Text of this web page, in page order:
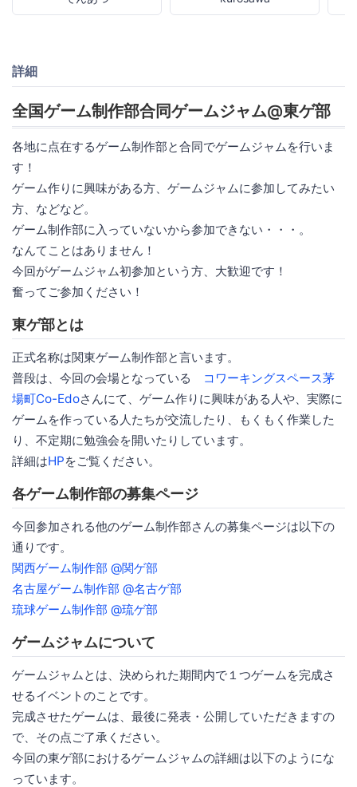
詳細
全国ゲーム制作部合同ゲームジャム@東ゲ部
各地に点在するゲーム制作部と合同でゲームジャムを行いま
す！
ゲーム作りに興味がある方、ゲームジャムに参加してみたい
方、などなど。
ゲーム制作部に入っていないから参加できない・・・。
なんてことはありません！
今回がゲームジャム初参加という方、大歓迎です！
奮ってご参加ください！
東ゲ部とは
正式名称は関東ゲーム制作部と言います。
普段は、今回の会場となっている
コワーキングスペース茅
場町Co-Edoさんにて、ゲーム作りに興味がある人や、実際に
ゲームを作っている人たちが交流したり、もくもく作業した
り、不定期に勉強会を開いたりしています。
詳細はHPをご覧ください。
各ゲーム制作部の募集ページ
今回参加される他のゲーム制作部さんの募集ページは以下の
通りです。
関西ゲーム制作部 @関ゲ部
名古屋ゲーム制作部 @名古ゲ部
琉球ゲーム制作部 @琉ゲ部
ゲームジャムについて
ゲームジャムとは、決められた期間内で１つゲームを完成さ
せるイベントのことです。
完成させたゲームは、最後に発表・公開していただきますの
で、その点ご了承ください。
今回の東ゲ部におけるゲームジャムの詳細は以下のようにな
っています。